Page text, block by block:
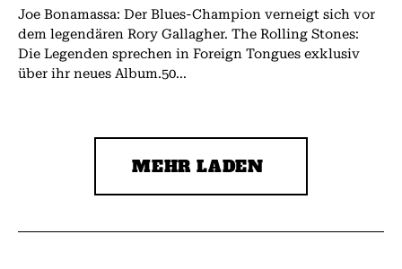
Joe Bonamassa: Der Blues-Champion verneigt sich vor
dem legendären Rory Gallagher. The Rolling Stones:
Die Legenden sprechen in Foreign Tongues exklusiv
über ihr neues Album.50...
MEHR LADEN